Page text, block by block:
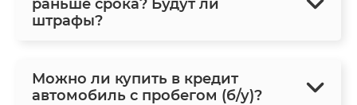
раньше срока? Будут ли
штрафы?
Можно ли купить в кредит
автомобиль с пробегом (б/у)?